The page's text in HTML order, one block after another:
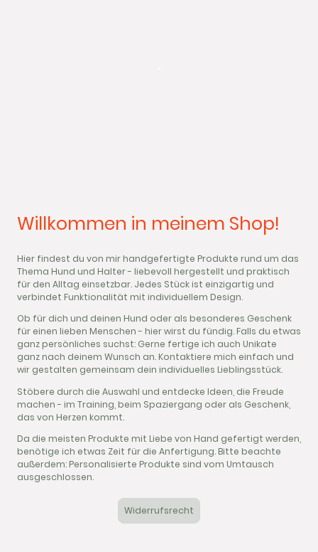
Willkommen in meinem Shop!
Hier findest du von mir handgefertigte Produkte rund um das
Thema Hund und Halter - liebevoll hergestellt und praktisch
für den Alltag einsetzbar. Jedes Stück ist einzigartig und
verbindet Funktionalität mit individuellem Design.
Ob für dich und deinen Hund oder als besonderes Geschenk
für einen lieben Menschen - hier wirst du fündig. Falls du etwas
ganz persönliches suchst: Gerne fertige ich auch Unikate
ganz nach deinem Wunsch an. Kontaktiere mich einfach und
wir gestalten gemeinsam dein individuelles Lieblingsstück.
Stöbere durch die Auswahl und entdecke Ideen, die Freude
machen - im Training, beim Spaziergang oder als Geschenk,
das von Herzen kommt.
Da die meisten Produkte mit Liebe von Hand gefertigt werden,
benötige ich etwas Zeit für die Anfertigung. Bitte beachte
außerdem: Personalisierte Produkte sind vom Umtausch
ausgeschlossen.
Widerrufsrecht